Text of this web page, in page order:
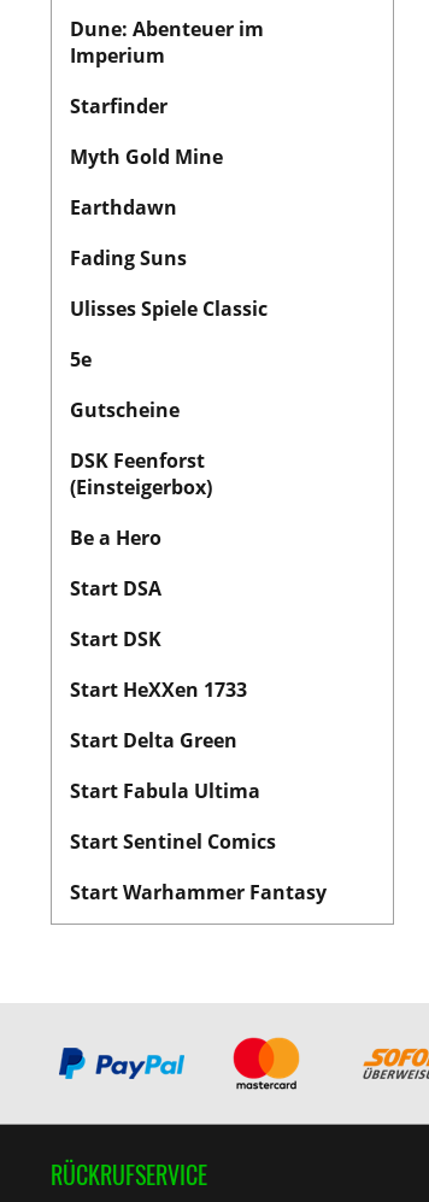
Dune: Abenteuer im
Imperium
Starfinder
Myth Gold Mine
Earthdawn
Fading Suns
Ulisses Spiele Classic
5e
Gutscheine
DSK Feenforst
(Einsteigerbox)
Be a Hero
Start DSA
Start DSK
Start HeXXen 1733
Start Delta Green
Start Fabula Ultima
Start Sentinel Comics
Start Warhammer Fantasy
RÜCKRUFSERVICE